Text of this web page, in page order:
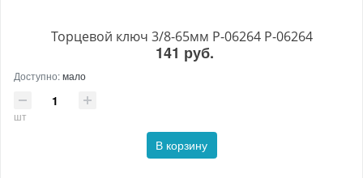
Торцевой ключ 3/8-65мм P-06264 P-06264
141 руб.
Доступно:мало
шт
В корзину